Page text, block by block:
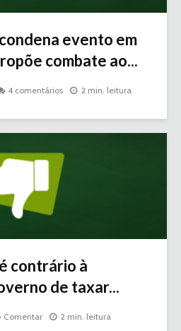
evento em
combate ao...
4 comentários 2 min. leitura
contrário à
de taxar...
Comentar 2 min. leitura